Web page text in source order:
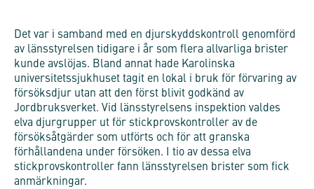
Det var i samband med en djurskyddskontroll genomförd
av länsstyrelsen tidigare i år som flera allvarliga brister
kunde avslöjas. Bland annat hade Karolinska
universitetssjukhuset tagit en lokal i bruk för förvaring av
försöksdjur utan att den först blivit godkänd av
Jordbruksverket. Vid länsstyrelsens inspektion valdes
elva djurgrupper ut för stickprovskontroller av de
försöksåtgärder som utförts och för att granska
förhållandena under försöken. I tio av dessa elva
stickprovskontroller fann länsstyrelsen brister som fick
anmärkningar.